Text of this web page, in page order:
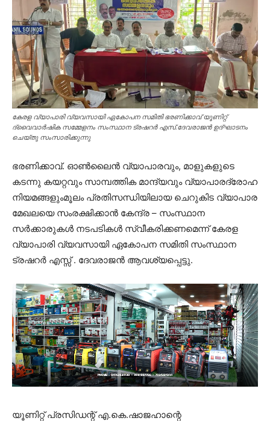
കേരള വ്യാപാരി വ്യവസായി ഏകോപന സമിതി ഭരണിക്കാവ് യൂണിറ്റ്
ദ്വൈവാർഷിക സമ്മേളനം സംസ്ഥാന ട്രഷറർ എസ്.ദേവരാജൻ ഉദ്ഘാടനം
ചെയ്തു സംസാരിക്കുന്നു
ഭരണിക്കാവ്. ഓൺലൈൻ വ്യാപാരവും, മാളുകളുടെ
കടന്നു കയറ്റവും സാമ്പത്തിക മാന്ദ്യവും വ്യാപാരദ്രോഹ
നിയമങ്ങളുംമൂലം പ്രതിസന്ധിയിലായ ചെറുകിട വ്യാപാര
മേഖലയെ സംരക്ഷിക്കാൻ കേന്ദ്ര – സംസ്ഥാന
സർക്കാരുകൾ നടപടികൾ സ്വീകരിക്കണമെന്ന് കേരള
വ്യാപാരി വ്യവസായി ഏകോപന സമിതി സംസ്ഥാന
ട്രഷറർ എസ്സ് . ദേവരാജൻ ആവശ്യപ്പെട്ടു.
യൂണിറ്റ് പ്രസിഡന്റ് എ.കെ.ഷാജഹാന്റെ